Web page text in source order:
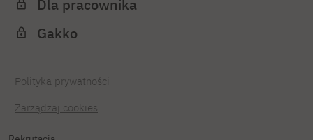
Dla pracownika
Gakko
Polityka prywatności
Zarządzaj cookies